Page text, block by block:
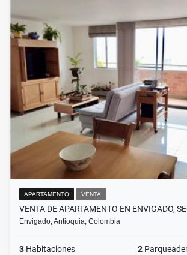
APARTAMENTO VENTA
VENTA DE APARTAMENTO EN ENVIGADO,
Envigado, Antioquia, Colombia
3 Habitaciones 2